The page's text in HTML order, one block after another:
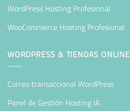
WordPress Hosting Profesional
WooCommerce Hosting Profesional
WORDPRESS & TIENDAS ONLINE
Correo transaccional WordPress
Panel de Gestión Hosting IA